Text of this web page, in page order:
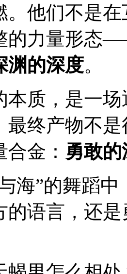
。他们不是
的力量形态
渊的深度。
本质，是一
最终产物不
金： 勇敢
海”的舞蹈
的语言，还